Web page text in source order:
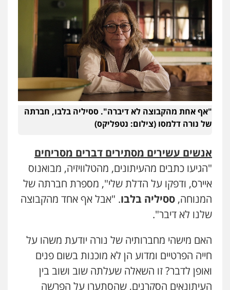
"אף אחת מהקבוצה לא דיברה". ססיליה בלבו, חברתה
של נורה דלמסו (צילום: נטפליקס)
אנשים עשירים מסתירים דברים מסריחים
"הגיעו כתבים מהעיתונים, מהטלוויזיה, מבואנוס
איירס, ודפקו על הדלת שלי", מספרת חברתה של
המנוחה, ססיליה בלבו. "אבל אף אחד מהקבוצה
שלנו לא דיבר".
האם מישהי מחברותיה של נורה יודעת משהו על
חייה הפרטיים ומדוע הן לא מוכנות בשום פנים
ואופן לדבר? זו השאלה שעלתה שוב ושוב בין
העיתונאים הסקרנים, שהסתערו על הפרשה